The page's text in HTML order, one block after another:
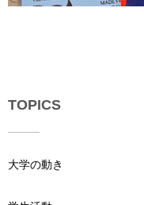
TOPICS
大学の動き